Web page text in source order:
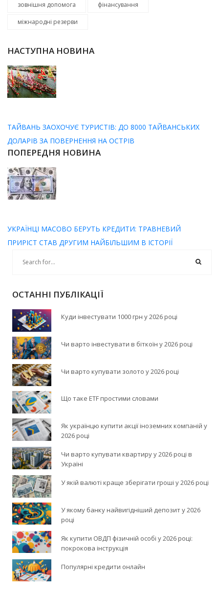
зовнішня допомога фінансування
міжнародні резерви
НАСТУПНА НОВИНА
ТАЙВАНЬ ЗАОХОЧУЄ ТУРИСТІВ: ДО 8000 ТАЙВАНСЬКИХ
ДОЛАРІВ ЗА ПОВЕРНЕННЯ НА ОСТРІВ
ПОПЕРЕДНЯ НОВИНА
УКРАЇНЦІ МАСОВО БЕРУТЬ КРЕДИТИ: ТРАВНЕВИЙ
ПРИРІСТ СТАВ ДРУГИМ НАЙБІЛЬШИМ В ІСТОРІЇ
ОСТАННІ ПУБЛІКАЦІЇ
Куди інвестувати 1000 грн у 2026 році
Чи варто інвестувати в біткоїн у 2026 році
Чи варто купувати золото у 2026 році
Що таке ETF простими словами
Як українцю купити акції іноземних компаній у
2026 році
Чи варто купувати квартиру у 2026 році в
Україні
У якій валюті краще зберігати гроші у 2026 році
У якому банку найвигідніший депозит у 2026
році
Як купити ОВДП фізичній особі у 2026 році:
покрокова інструкція
Популярні кредити онлайн